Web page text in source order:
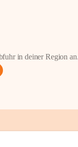
in deiner Region